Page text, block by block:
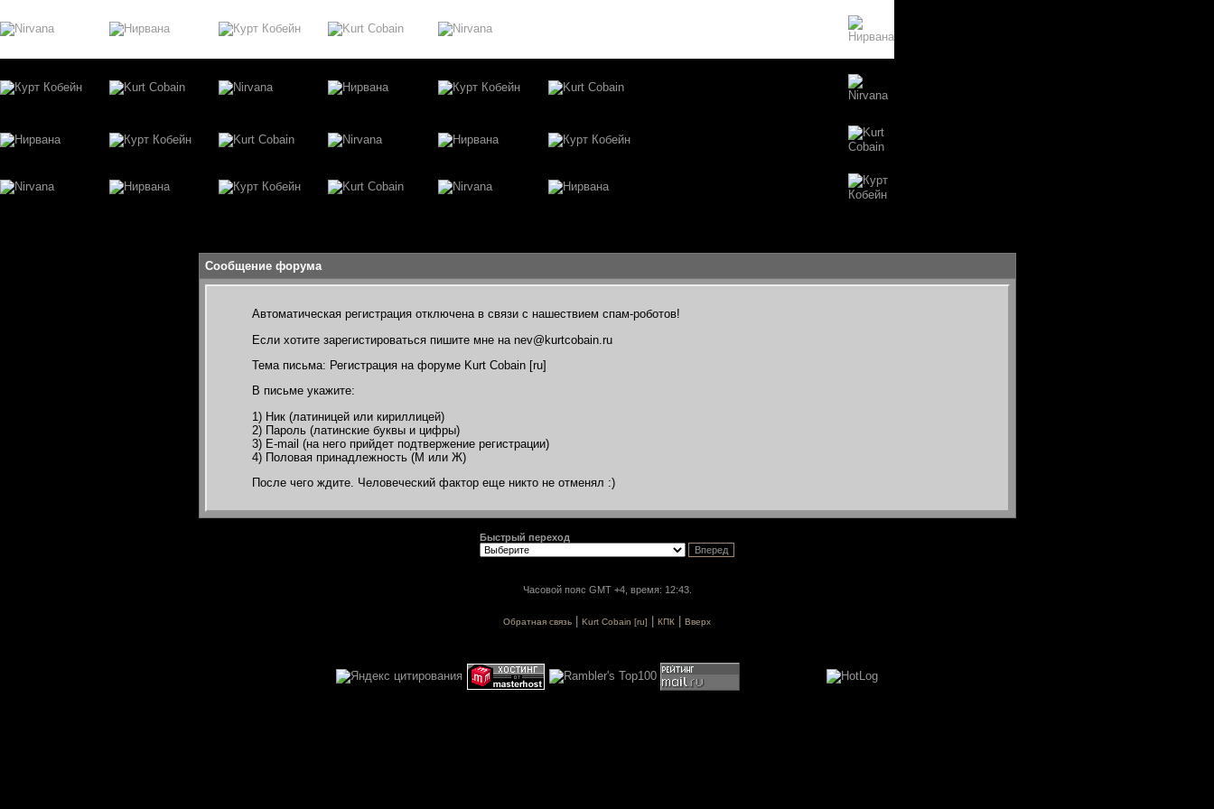
Сообщение форума
Автоматическая регистрация отключена в связи с нашествием спам-роботов!
Если хотите зарегистироваться пишите мне на nev@kurtcobain.ru
Тема письма: Регистрация на форуме Kurt Cobain [ru]
В письме укажите:
1) Ник (латиницей или кириллицей)
2) Пароль (латинские буквы и цифры)
3) E-mail (на него прийдет подтвержение регистрации)
4) Половая принадлежность (М или Ж)
После чего ждите. Человеческий фактор еще никто не отменял :)
Быстрый переход
Часовой пояс GMT +4, время: 12:43.
Обратная связь Kurt Cobain [ru] КПК Вверх